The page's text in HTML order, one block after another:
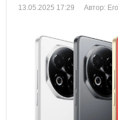
13.05.2025 17:29 Автор: